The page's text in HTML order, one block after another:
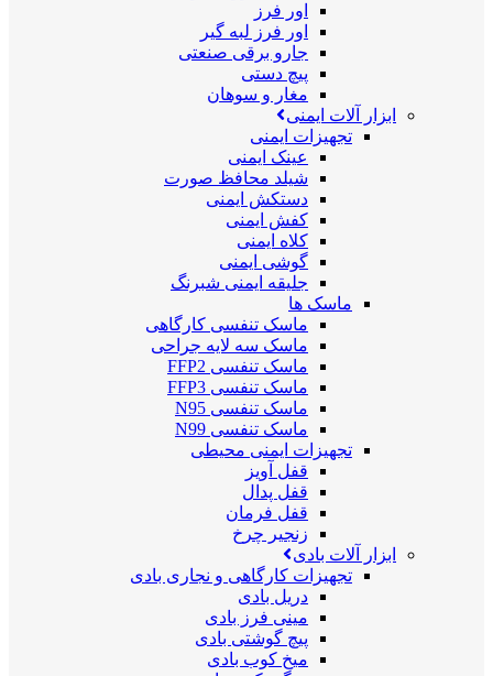
اور فرز
اور فرز لبه گیر
جارو برقی صنعتی
پیچ دستی
مغار و سوهان
ابزار آلات ایمنی
تجهیزات ایمنی
عینک ایمنی
شیلد محافظ صورت
دستکش ایمنی
کفش ایمنی
کلاه ایمنی
گوشی ایمنی
جلیقه ایمنی شبرنگ
ماسک ها
ماسک تنفسی کارگاهی
ماسک سه لایه جراحی
ماسک تنفسی FFP2
ماسک تنفسی FFP3
ماسک تنفسی N95
ماسک تنفسی N99
تجهیزات ایمنی محیطی
قفل آویز
قفل پدال
قفل فرمان
زنجیر چرخ
ابزار آلات بادی
تجهیزات کارگاهی و نجاری بادی
دریل بادی
مینی فرز بادی
پیچ گوشتی بادی
میخ کوب بادی